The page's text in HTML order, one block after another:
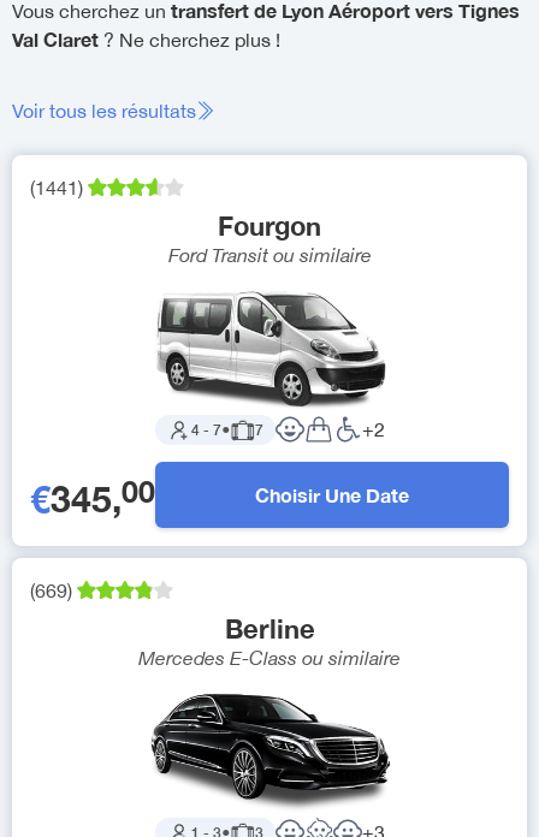
Vous cherchez un transfert de Lyon Aéroport vers Tignes
Val Claret ? Ne cherchez plus !
Voir tous les résultats
(1441)
Fourgon
Ford Transit ou similaire
4- 7● 7 +2
€345,00 Choisir Une Date
(669)
Berline
Mercedes E-Class ou similaire
1 - 3● 3 +3